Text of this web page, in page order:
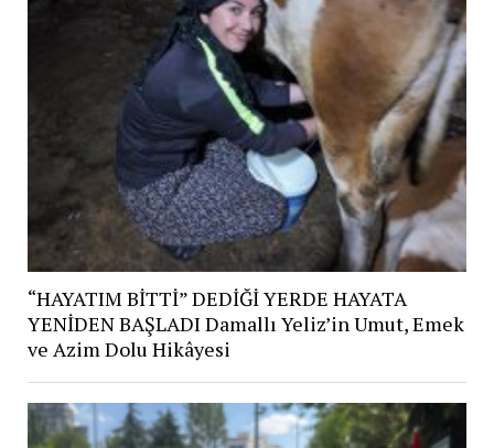
“HAYATIM BİTTİ” DEDİĞİ YERDE HAYATA
YENİDEN BAŞLADI Damallı Yeliz’in Umut, Emek
ve Azim Dolu Hikâyesi